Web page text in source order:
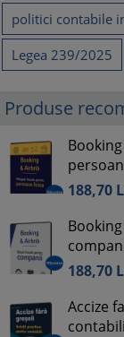
politici contabile
Legea 239/2025
Produse
188,70
188,70
Accize
contabili